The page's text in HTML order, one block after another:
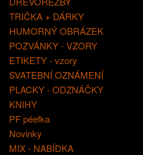
TRIČKA + DÁRKY
HUMORNÝ OBRÁZEK
POZVÁNKY - VZORY
ETIKETY - vzory
SVATEBNÍ OZNÁMENÍ
PLACKY - ODZNÁČKY
KNIHY
PF péefka
Novinky
MIX - NABÍDKA